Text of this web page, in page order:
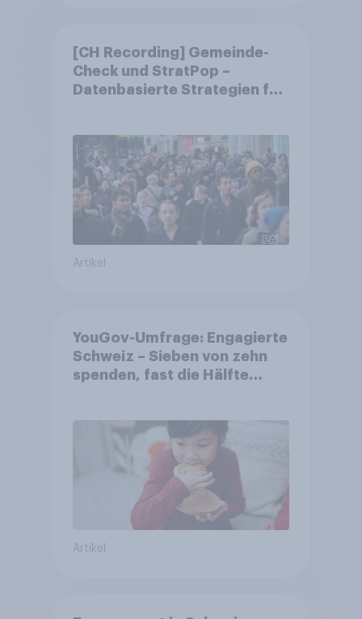
[CH Recording] Gemeinde-
Check und StratPop –
Datenbasierte Strategien für
Artikel
YouGov-Umfrage: Engagierte
Schweiz – Sieben von zehn
spenden, fast die Hälfte
Artikel